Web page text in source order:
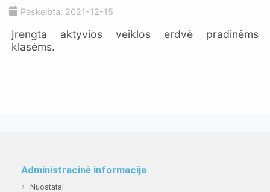
Paskelbta: 2021-12-15
Įrengta aktyvios veiklos erdvė pradinėms
klasėms.
Administracinė informacija
Nuostatai